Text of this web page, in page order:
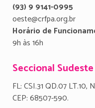
(93) 9 9141-0995
oeste@crfpa.org.br
Horário de
9h às 16h
Seccional Sudeste
FL: CSI.31 QD.07
CEP: 68507-590.